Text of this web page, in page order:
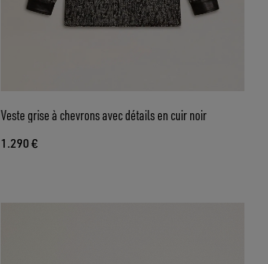
Veste grise à chevrons avec détails en cuir noir
1.290 €